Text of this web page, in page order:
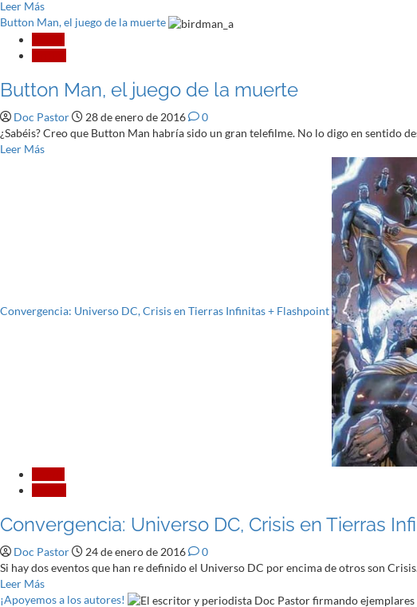
arte:
charla
el
del
cine
Leer MásLeer
más
acerca
de
Salón
del
Cine
y
las
edición
Button Man, el juego de la muerte
Button Man, el juego de la muerte
Doc Pastor 28 de enero de 2016
0
¿Sabéis? Creo que Button Man habría sido un gran telefilme. No lo digo en sentido
Leer MásLeer
muerte
Convergencia: Universo DC, Crisis en Tierras Infinitas + Flashpoint
Convergencia: Universo DC, Crisis en Tierras
Doc Pastor 24 de enero de 2016
0
Si hay dos eventos que han re definido el Universo DC por encima de otros son
Leer MásLeer
más
¡Apoyemos a los autores!